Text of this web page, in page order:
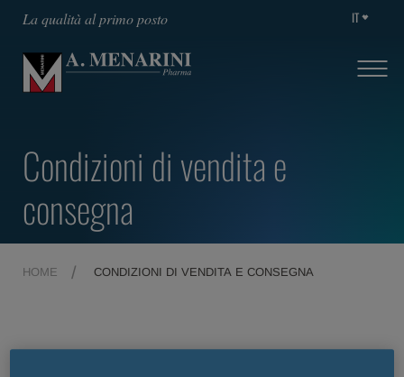
La qualità al primo posto IT
Condizioni di vendita e
consegna
HOME CONDIZIONI DI VENDITA E CONSEGNA
Condizioni di vendita e